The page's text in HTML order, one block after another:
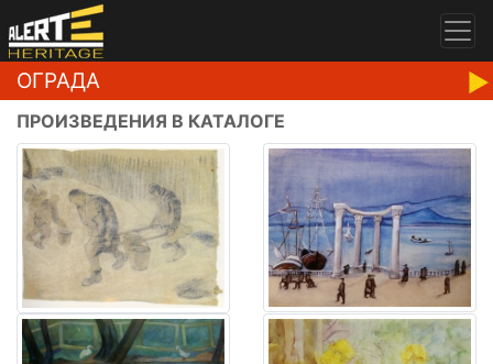
ОГРАДА
ПРОИЗВЕДЕНИЯ В КАТАЛОГЕ